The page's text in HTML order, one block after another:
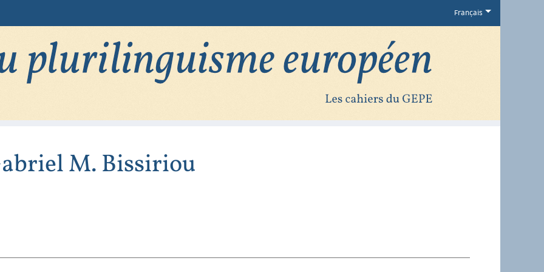
Français
M.Bissiriou